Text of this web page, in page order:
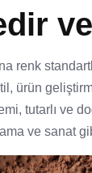
renk
ürün
tutarlı ve
ve sanat